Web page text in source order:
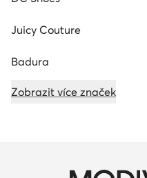
Juicy Couture
Badura
Zobrazit více značek